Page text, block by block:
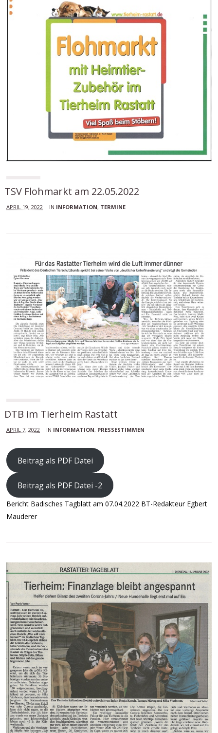
TSV Flohmarkt am 22.05.2022
APRIL 19, 2022 IN INFORMATION, TERMINE
DTB im Tierheim Rastatt
APRIL 7, 2022 IN INFORMATION, PRESSESTIMMEN
Beitrag als PDF Datei
Beitrag als PDF Datei -2
Bericht Badisches Tagblatt am 07.04.2022 BT-Redakteur Egbert
Mauderer